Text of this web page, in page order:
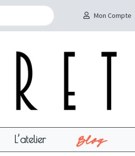
Mon Compte
L’atelier Blog